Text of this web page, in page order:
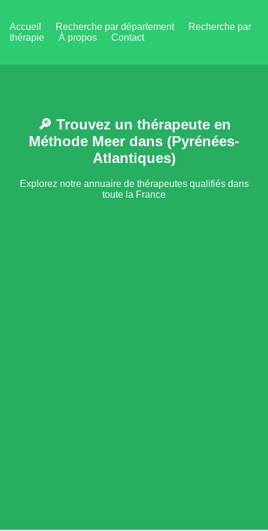
Accueil Recherche par département
Recherche par
thérapie
À propos Contact
🔎 Trouvez un thérapeute en
Méthode Meer dans (Pyrénées-
Atlantiques)
Explorez notre annuaire de thérapeutes qualifiés dans
toute la France